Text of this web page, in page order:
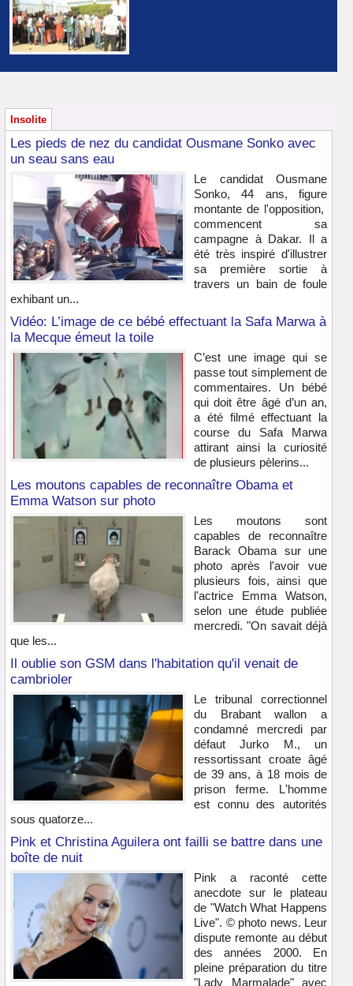
Insolite
Les pieds de nez du candidat Ousmane Sonko avec
un seau sans eau
Le candidat Ousmane
Sonko, 44 ans, figure
montante de l'opposition,
commencent sa
campagne à Dakar. Il a
été très inspiré d'illustrer
sa première sortie à
travers un bain de foule
exhibant un...
Vidéo: L’image de ce bébé effectuant la Safa Marwa à
la Mecque émeut la toile
C’est une image qui se
passe tout simplement de
commentaires. Un bébé
qui doit être âgé d’un an,
a été filmé effectuant la
course du Safa Marwa
attirant ainsi la curiosité
de plusieurs pèlerins...
Les moutons capables de reconnaître Obama et
Emma Watson sur photo
Les moutons sont
capables de reconnaître
Barack Obama sur une
photo après l'avoir vue
plusieurs fois, ainsi que
l'actrice Emma Watson,
selon une étude publiée
mercredi. "On savait déjà
que les...
Il oublie son GSM dans l'habitation qu'il venait de
cambrioler
Le tribunal correctionnel
du Brabant wallon a
condamné mercredi par
défaut Jurko M., un
ressortissant croate âgé
de 39 ans, à 18 mois de
prison ferme. L'homme
est connu des autorités
sous quatorze...
Pink et Christina Aguilera ont failli se battre dans une
boîte de nuit
Pink a raconté cette
anecdote sur le plateau
de "Watch What Happens
Live". © photo news. Leur
dispute remonte au début
des années 2000. En
pleine préparation du titre
"Lady Marmalade" avec